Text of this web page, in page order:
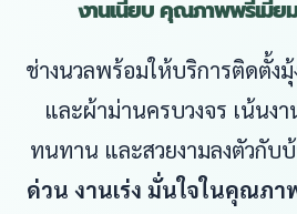
งานเนี๊ยบ คุณภาพพรีเมี่ย
ช่างนวลพร้อมให้บริการติดตั้ง
และผ้าม่านครบวงจร เน้นง
ทนทาน และสวยงามลงตัวกับ
ด่วน งานเร่ง มั่นใจในคุณภ